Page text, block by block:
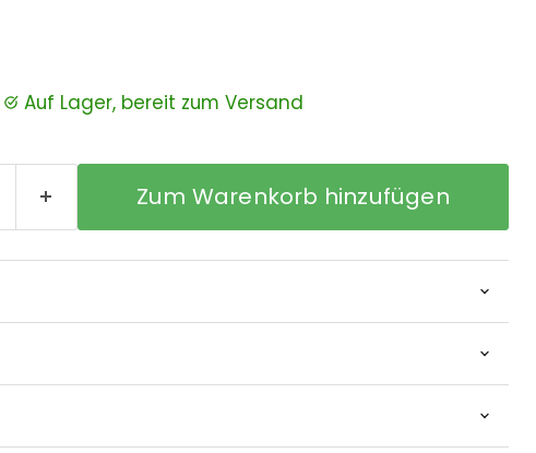
auf Lager, bereit zum Versand
Zum Warenkorb hinzufügen